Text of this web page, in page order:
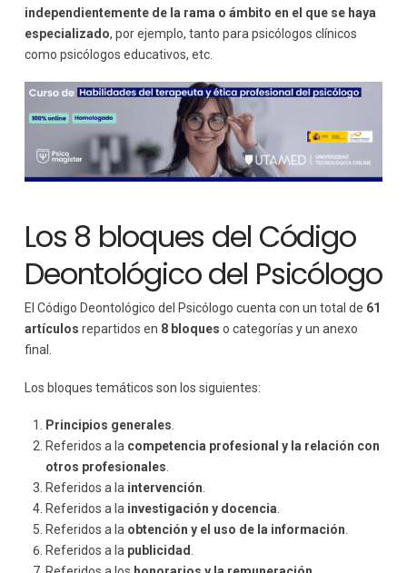
independientemente de la rama o ámbito en el que se haya
especializado, por ejemplo, tanto para psicólogos clínicos
como psicólogos educativos, etc.
Los 8 bloques del Código
Deontológico del Psicólogo
El Código Deontológico del Psicólogo cuenta con un total de 61
artículos repartidos en 8 bloques o categorías y un anexo
final.
Los bloques temáticos son los siguientes:
Principios generales
Referidos a la competencia profesional y la relación con
otros profesionales
Referidos a la intervención
Referidos a la investigación y docencia
Referidos a la obtención y el uso de la información
Referidos a la publicidad